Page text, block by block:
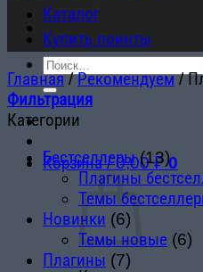
Искать:
Корзина /0,00₽ 0
Каталог
Купить поинты
Главная / Рекомендуем /
Фильтрация
Категории
Бестселлеры (13)
Плагины
Темы
Новинки (6)
Темы новые (6)
Плагины (7)